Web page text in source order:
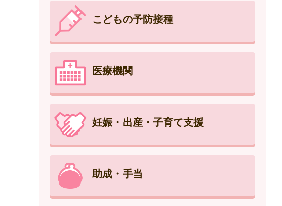
こどもの予防接種
医療機関
妊娠・出産・子育て支援
助成・手当